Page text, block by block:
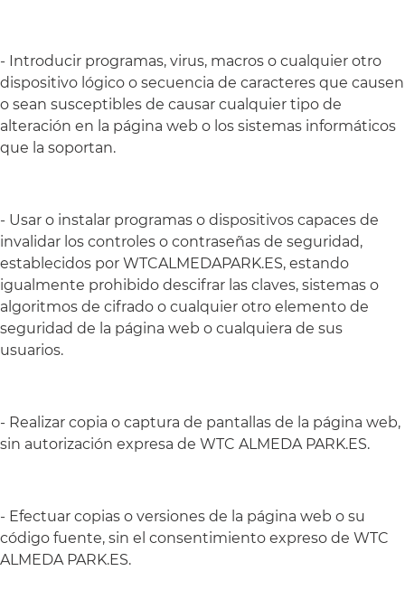
- Introducir programas, virus, macros o cualquier otro
dispositivo lógico o secuencia de caracteres que causen
o sean susceptibles de causar cualquier tipo de
alteración en la página web o los sistemas informáticos
que la soportan.
- Usar o instalar programas o dispositivos capaces de
invalidar los controles o contraseñas de seguridad,
establecidos por WTCALMEDAPARK.ES, estando
igualmente prohibido descifrar las claves, sistemas o
algoritmos de cifrado o cualquier otro elemento de
seguridad de la página web o cualquiera de sus
usuarios.
- Realizar copia o captura de pantallas de la página web,
sin autorización expresa de WTC ALMEDA PARK.ES.
- Efectuar copias o versiones de la página web o su
código fuente, sin el consentimiento expreso de WTC
ALMEDA PARK.ES.